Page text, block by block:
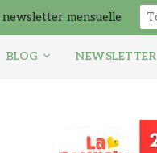
BLOG NEWSLETTER
newsletter mensuelle